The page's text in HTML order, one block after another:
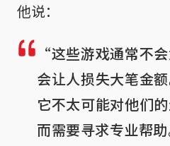
他说：
“这些游戏通常不
会让人损失大笔金
它不太可能对他们
而需要寻求专业帮助